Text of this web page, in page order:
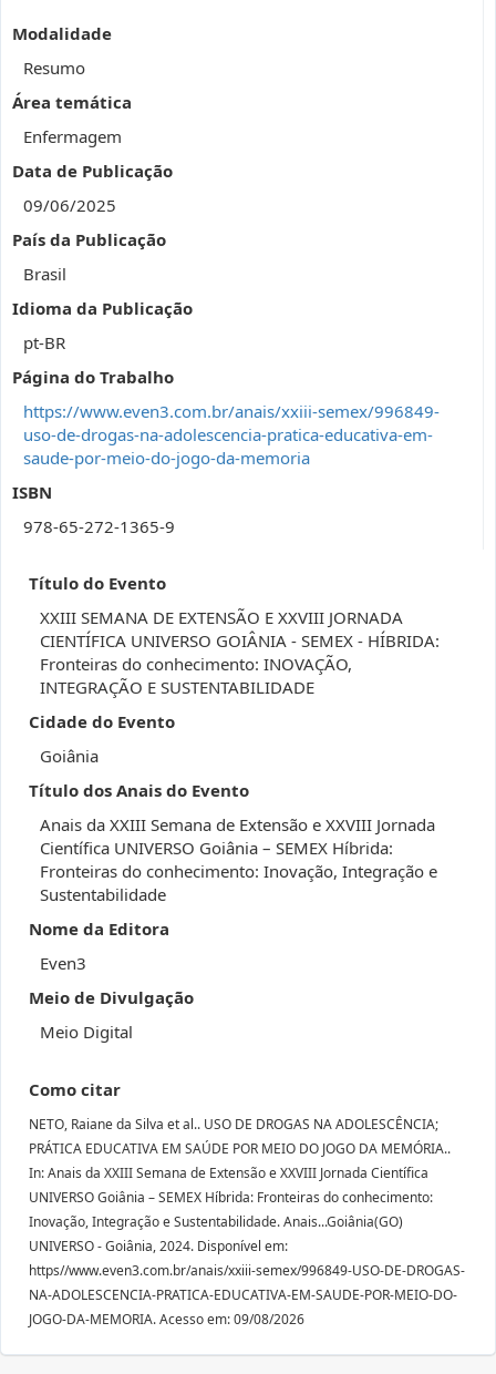
Modalidade
Resumo
Área temática
Enfermagem
Data de Publicação
09/06/2025
País da Publicação
Brasil
Idioma da Publicação
pt-BR
Página do Trabalho
https://www.even3.com.br/anais/xxiii-semex/996849-
uso-de-drogas-na-adolescencia-pratica-educativa-em-
saude-por-meio-do-jogo-da-memoria
ISBN
978-65-272-1365-9
Título do Evento
XXIII SEMANA DE EXTENSÃO E XXVIII JORNADA
CIENTÍFICA UNIVERSO GOIÂNIA - SEMEX - HÍBRIDA:
Fronteiras do conhecimento: INOVAÇÃO,
INTEGRAÇÃO E SUSTENTABILIDADE
Cidade do Evento
Goiânia
Título dos Anais do Evento
Anais da XXIII Semana de Extensão e XXVIII Jornada
Científica UNIVERSO Goiânia – SEMEX Híbrida:
Fronteiras do conhecimento: Inovação, Integração e
Sustentabilidade
Nome da Editora
Even3
Meio de Divulgação
Meio Digital
Como citar
NETO, Raiane da Silva et al.. USO DE DROGAS NA ADOLESCÊNCIA;
PRÁTICA EDUCATIVA EM SAÚDE POR MEIO DO JOGO DA MEMÓRIA..
In: Anais da XXIII Semana de Extensão e XXVIII Jornada Científica
UNIVERSO Goiânia – SEMEX Híbrida: Fronteiras do conhecimento:
Inovação, Integração e Sustentabilidade. Anais...Goiânia(GO)
UNIVERSO - Goiânia, 2024. Disponível em:
https//www.even3.com.br/anais/xxiii-semex/996849-USO-DE-DROGAS-
NA-ADOLESCENCIA-PRATICA-EDUCATIVA-EM-SAUDE-POR-MEIO-DO-
JOGO-DA-MEMORIA. Acesso em: 09/08/2026